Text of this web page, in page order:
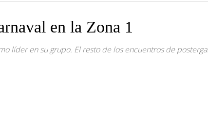
en la Zona 1
líder en su grupo. El resto de los encuentros de